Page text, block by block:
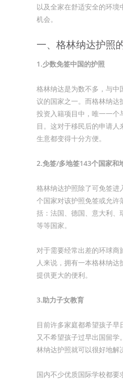
以及全家在舒适安全的环境
机会。
一、格林纳达护照
1.少数免签中国的护照
格林纳达是为数不多，与中
议的国家之一。而格林纳达
投资入籍项目中，唯一一个
目。这对于移民后的申请人
生意都变得十分方便。
2.免签/多地签143个国家和
格林纳达护照除了可免签进
个国家对该护照免签或允许
括：法国、德国、意大利、
等等国家。
对于需要经常出差的环球商
人来说，拥有一本格林纳
提供更大的便利。
3.助力子女教育
目前许多家庭都希望孩子早
又不希望孩子过早出国留学
林纳达护照就可以很好地解
国内不少优质国际学校都要